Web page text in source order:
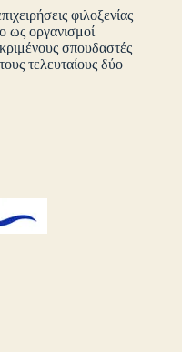
φιλοξενίας
ως οργανισμοί
σπουδαστές
τελευταίους δύο